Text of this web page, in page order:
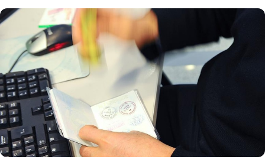
Türkiye ile Suudi Arabistan arasında
diplomatik ve hususi pasaport sahiplerini
kapsayan karşılıklı vize muafiyeti anlaşması
Resmi Gazete’de yayımlanarak yürürlüğe
girdi.